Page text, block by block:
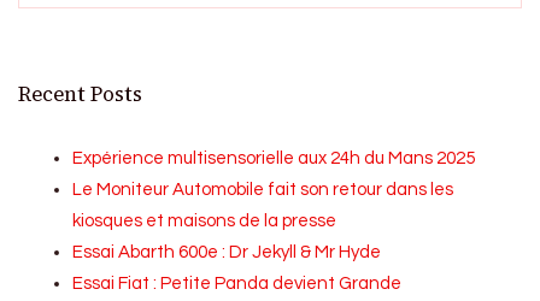
Recent Posts
Expérience multisensorielle aux 24h du Mans 2025
Le Moniteur Automobile fait son retour dans les
kiosques et maisons de la presse
Essai Abarth 600e : Dr Jekyll & Mr Hyde
Essai Fiat : Petite Panda devient Grande